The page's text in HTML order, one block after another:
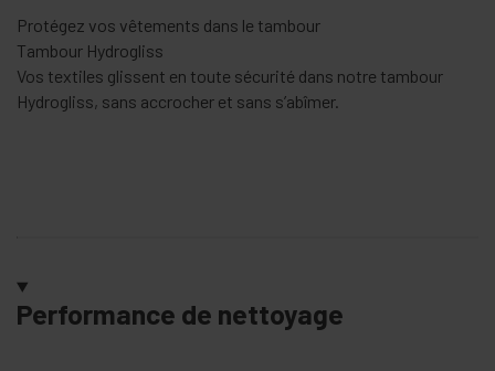
Protégez vos vêtements dans le tambour
Tambour Hydrogliss
Vos textiles glissent en toute sécurité dans notre tambour
Hydrogliss, sans accrocher et sans s’abîmer.
Performance de nettoyage